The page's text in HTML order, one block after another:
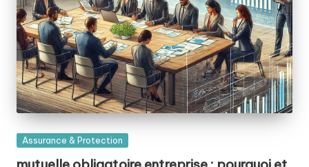
Posted
Assurance & Protection